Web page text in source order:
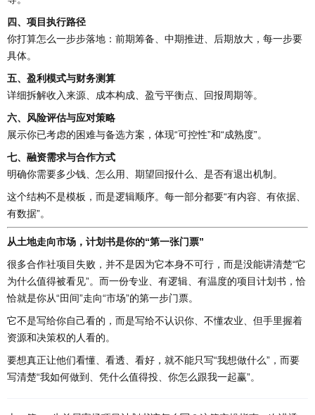
四、项目执行路径
你打算怎么一步步落地：前期筹备、中期推进、后期放大，每一步要
具体。
五、盈利模式与财务测算
详细拆解收入来源、成本构成、盈亏平衡点、回报周期等。
六、风险评估与应对策略
展示你已考虑的困难与备选方案，体现“可控性”和“成熟度”。
七、融资需求与合作方式
明确你需要多少钱、怎么用、期望回报什么、是否有退出机制。
这个结构不是模板，而是逻辑顺序。每一部分都要“有内容、有依据、
有数据”。
从土地走向市场，计划书是你的“第一张门票”
很多合作社项目失败，并不是因为它本身不可行，而是没能讲清楚“它
为什么值得被看见”。而一份专业、有逻辑、有温度的项目计划书，恰
恰就是你从“田间”走向“市场”的第一步门票。
它不是写给你自己看的，而是写给不认识你、不懂农业、但手里握着
资源和决策权的人看的。
要想真正让他们看懂、看透、看好，就不能只写“我想做什么”，而要
写清楚“我如何做到、凭什么值得投、你怎么跟我一起赢”。